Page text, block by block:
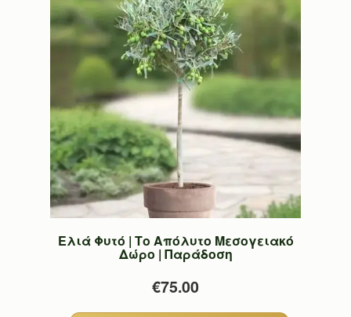
Ελιά Φυτό | Το Απόλυτο Μεσογειακό
Δώρο | Παράδοση
€75.00